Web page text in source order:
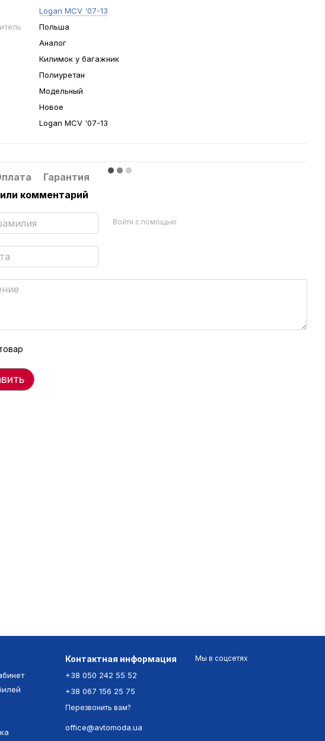
Logan MCV '07-13
Польша
Аналог
Килимок у багажник
Полиуретан
Модельный
Новое
Logan MCV '07-13
Гарантия
комментарий
Войти с помощью
Контактная информация
+38 050 242 55 52
+38 067 156 25 75
Перезвонить вам?
office@avtomoda.ua
Мы в соцсетях